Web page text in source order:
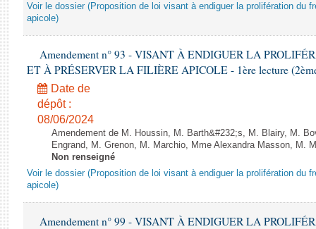
Voir le dossier (Proposition de loi visant à endiguer la prolifération du
apicole)
Amendement n° 93 - VISANT À ENDIGUER LA
ET À PRÉSERVER LA FILIÈRE APICOLE - 1ère lecture
Date de
dépôt :
08/06/2024
Amendement de M. Houssin, M. Barth&#232;s, M. Blairy, M.
Engrand, M. Grenon, M. Marchio, Mme Alexandra Masson, M.
Non renseigné
Voir le dossier (Proposition de loi visant à endiguer la prolifération du
apicole)
Amendement n° 99 - VISANT À ENDIGUER LA